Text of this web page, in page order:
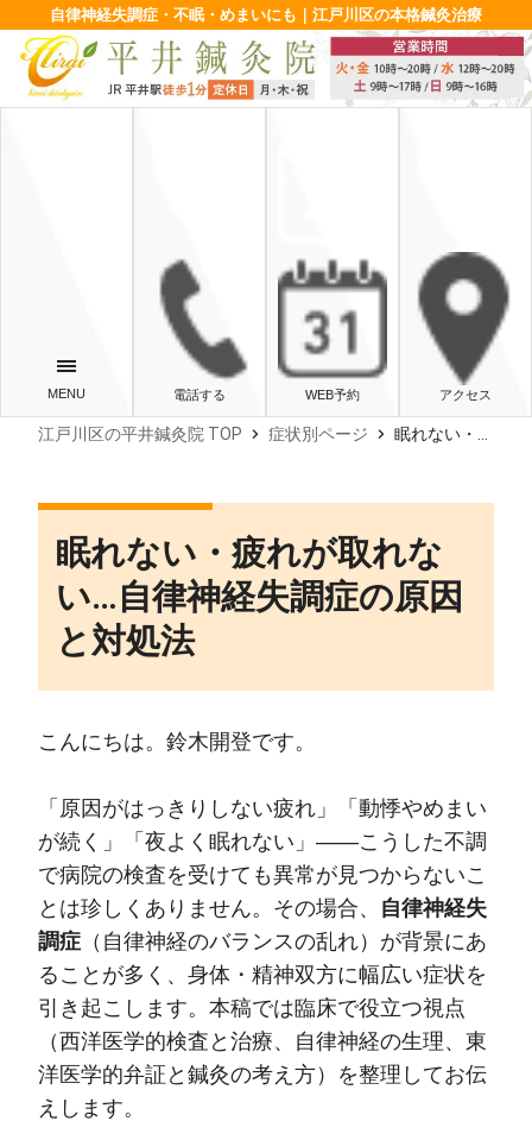
自律神経失調症・不眠・めまいにも｜江戸川区の本格鍼灸治療
電話する WEB予約 アクセス
江戸川区の平井鍼灸院 TOP chevron_right 症状別ページ chevron_right 眠れない・疲れが取れない…自律神経失調症の原因と対処法
眠れない・疲れが取れな
い…自律神経失調症の原因
と対処法
こんにちは。鈴木開登です。
「原因がはっきりしない疲れ」「動悸やめまい
が続く」「夜よく眠れない」——こうした不調
で病院の検査を受けても異常が見つからないこ
とは珍しくありません。その場合、 自律神経失
調症 （自律神経のバランスの乱れ）が背景にあ
ることが多く、身体・精神双方に幅広い症状を
引き起こします。本稿では臨床で役立つ視点
（西洋医学的検査と治療、自律神経の生理、東
洋医学的弁証と鍼灸の考え方）を整理してお伝
えします。